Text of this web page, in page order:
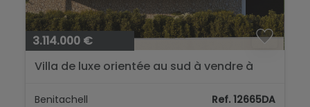
3.114.000 €
Villa de luxe orientée au sud à vendre à
Benitachell Ref. 12665DA